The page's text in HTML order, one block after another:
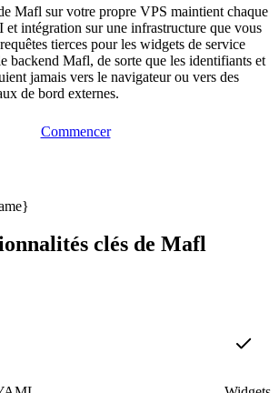
Mafl sur votre propre VPS maintient chaque
et intégration sur une infrastructure que vous
tierces pour les widgets de service
backend Mafl, de sorte que les identifiants et
jamais vers le navigateur ou vers des
de bord externes.
Commencer
clés de Mafl